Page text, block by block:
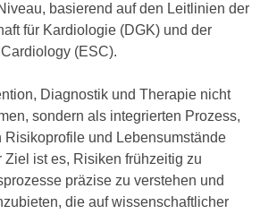
basierend auf den Leitlinien der
für Kardiologie (DGK) und der
(ESC).
Diagnostik und Therapie nicht
sondern als integrierten Prozess,
und Lebensumstände
Ziel ist es, Risiken frühzeitig zu
präzise zu verstehen und
die auf wissenschaftlicher